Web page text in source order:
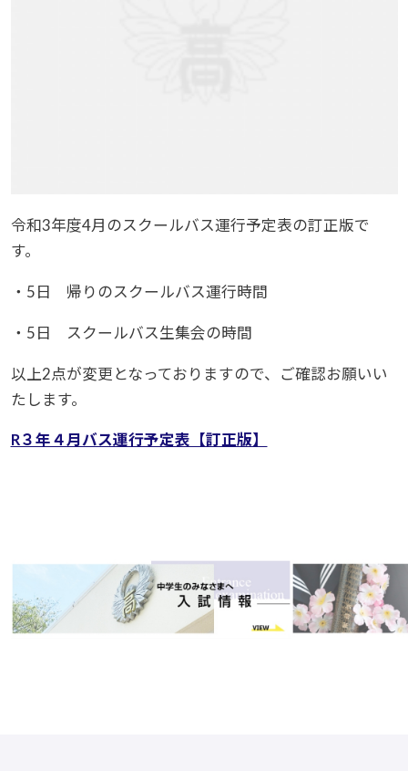
令和3年度4月のスクールバス運行予定表の訂正版で
す。
・5日 帰りのスクールバス運行時間
・5日 スクールバス生集会の時間
以上2点が変更となっておりますので、ご確認お願いい
たします。
R３年４月バス運行予定表【訂正版】